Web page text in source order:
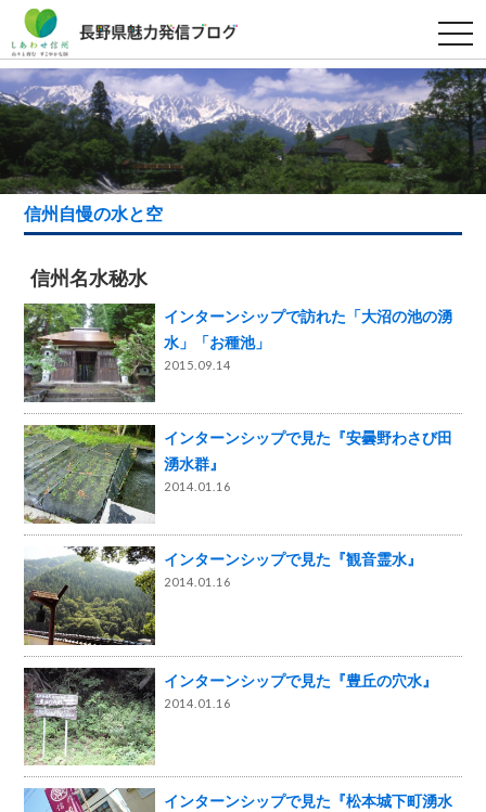
t
o
g
g
l
e
n
a
v
g
i
信州自慢の水と空
信州名水秘水
インターンシップで訪れた「大沼の池の湧
水」「お種池」
2015.09.14
インターンシップで見た『安曇野わさび田
湧水群』
2014.01.16
インターンシップで見た『観音霊水』
2014.01.16
インターンシップで見た『豊丘の穴水』
2014.01.16
インターンシップで見た『松本城下町湧水